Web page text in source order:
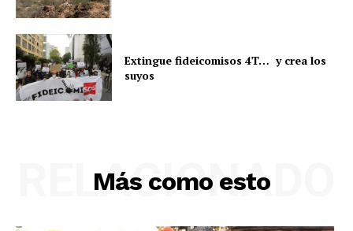
Extingue fideicomisos 4T… y crea los
suyos
Más como esto
RELACIONADO